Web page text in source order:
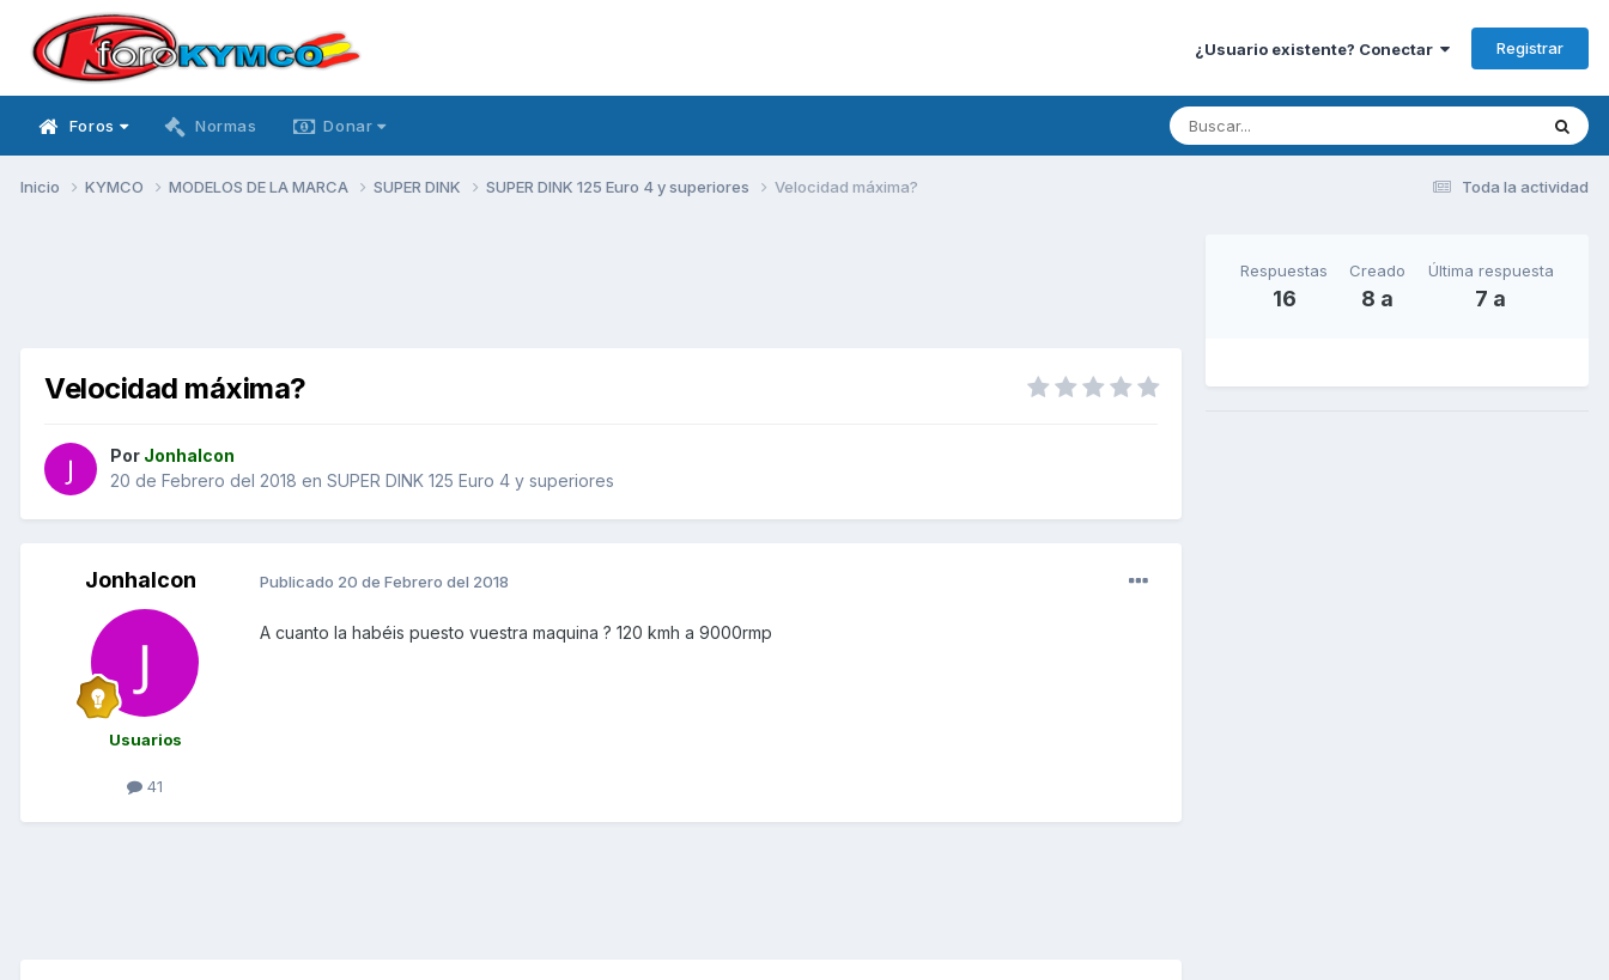
¿Usuario existente? Conectar Registrar
Foros Normas Donar
Toda la actividad
Inicio KYMCO MODELOS DE LA MARCA SUPER DINK SUPER DINK 125 Euro 4 y superiores Velocidad máxima?
Velocidad máxima?
Por Jonhalcon
20 de Febrero del 2018 en SUPER DINK 125 Euro 4 y superiores
Jonhalcon
Usuarios
41
Publicado 20 de Febrero del 2018
A cuanto la habéis puesto vuestra maquina ? 120 kmh a 9000rmp
Respuestas
16
Creado
8 a
Última respuesta
7 a